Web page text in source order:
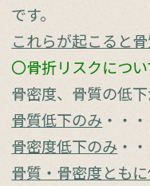
です。
これらが起こると
〇骨折リスクについ
骨密度、骨質の低
骨質低下のみ ・・
骨密度低下のみ ・
骨質・骨密度とも